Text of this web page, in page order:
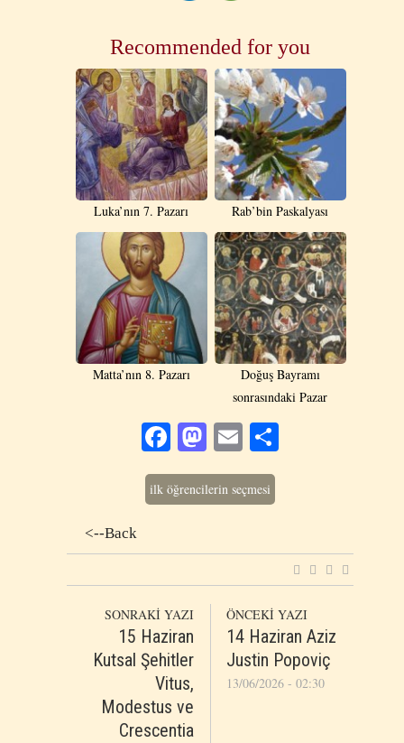
Recommended for you
Luka’nın 7. Pazarı Rab’bin Paskalyası
Matta’nın 8. Pazarı
Doğuş Bayramı
sonrasındaki Pazar
Facebook
Mastodon
Email
ilk öğrencilerin seçmesi
<--Back
SONRAKİ YAZI
15 Haziran
Kutsal Şehitler
Vitus,
Modestus ve
Crescentia
ÖNCEKİ YAZI
14 Haziran Aziz
Justin Popoviç
13/06/2026 - 02:30